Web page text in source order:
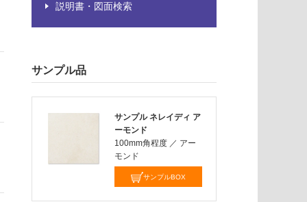
説明書・図面検索
サンプル品
サンプル ネレイディ ア
ーモンド
100mm角程度 ／ アー
モンド
サンプルBOX